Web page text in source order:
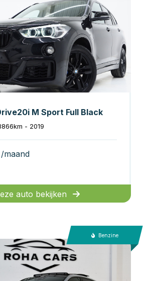
M Sport Full Black
- 2019
/maand
auto bekijken
Benzine